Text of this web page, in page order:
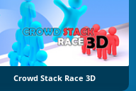
Crowd Stack Race 3D